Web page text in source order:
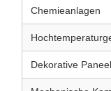
Chemieanlagen
Dekorative